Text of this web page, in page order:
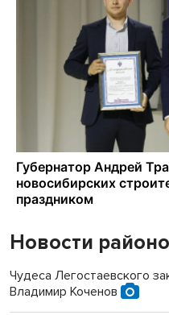
Новости
Чудеса Легостаевского
Владимир Коченов